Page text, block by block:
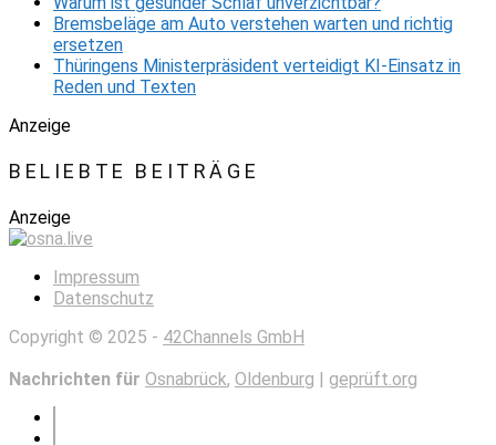
Bremsbeläge am Auto verstehen warten und richtig
ersetzen
Thüringens Ministerpräsident verteidigt KI-Einsatz in
Reden und Texten
Anzeige
BELIEBTE BEITRÄGE
Anzeige
Impressum
Datenschutz
Copyright © 2025 - 42Channels GmbH
Nachrichten für Osnabrück, Oldenburg | geprüft.org